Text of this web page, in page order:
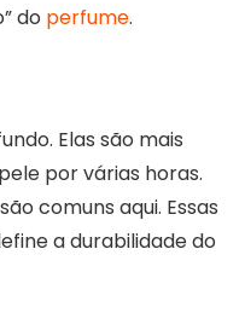
do perfume.
Elas são mais
por várias horas.
comuns aqui. Essas
a durabilidade do